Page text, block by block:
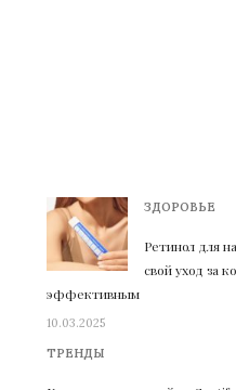
ЗДОРОВЬЕ
Ретинол для
свой уход за
эффективным
10.03.2025
ТРЕНДЫ